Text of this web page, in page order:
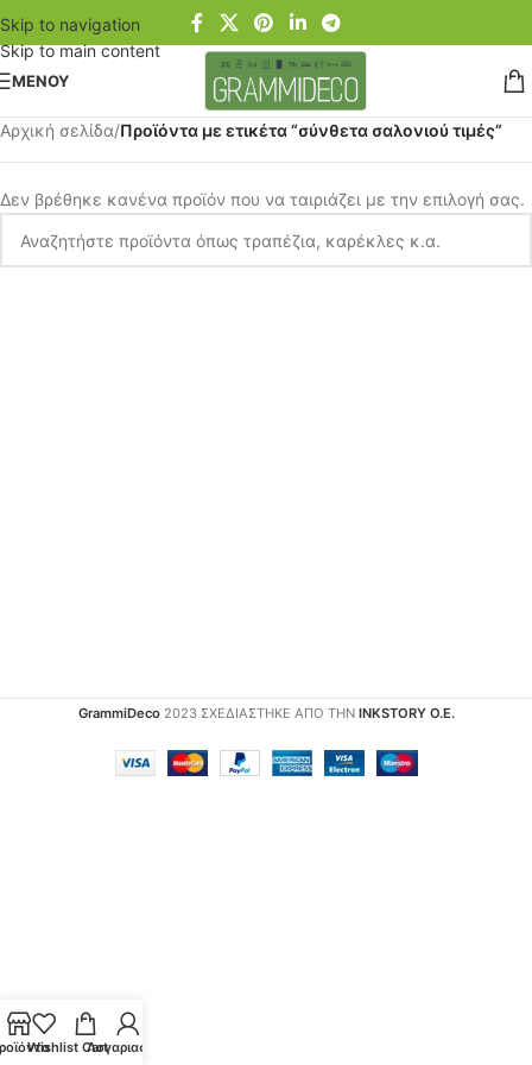
Skip to navigation
Skip to main content
ΜΕΝΟΥ
Αρχική σελίδα/Προϊόντα με ετικέτα “σύνθετα σαλονιού τιμές”
Δεν βρέθηκε κανένα προϊόν που να ταιριάζει με την επιλογή σας.
GrammiDeco 2023 ΣΧΕΔΙΑΣΤΗΚΕ ΑΠΟ ΤΗΝ INKSTORY Ο.Ε.
Wishlist Cart
Λογαριασμός